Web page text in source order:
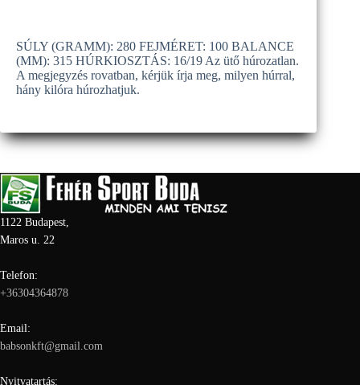
SÚLY (GRAMM): 280 FEJMÉRET: 100 BALANCE
(MM): 315 HÚRKIOSZTÁS: 16/19 Az ütő húrozatlan.
A megjegyzés rovatban, kérjük írja meg, milyen húrral,
hány kilóra húrozhatjuk.
1122 Budapest,
Maros u. 22
Telefon:
+36304364878
Email:
babsonkft@gmail.com
Nyitvatartás: